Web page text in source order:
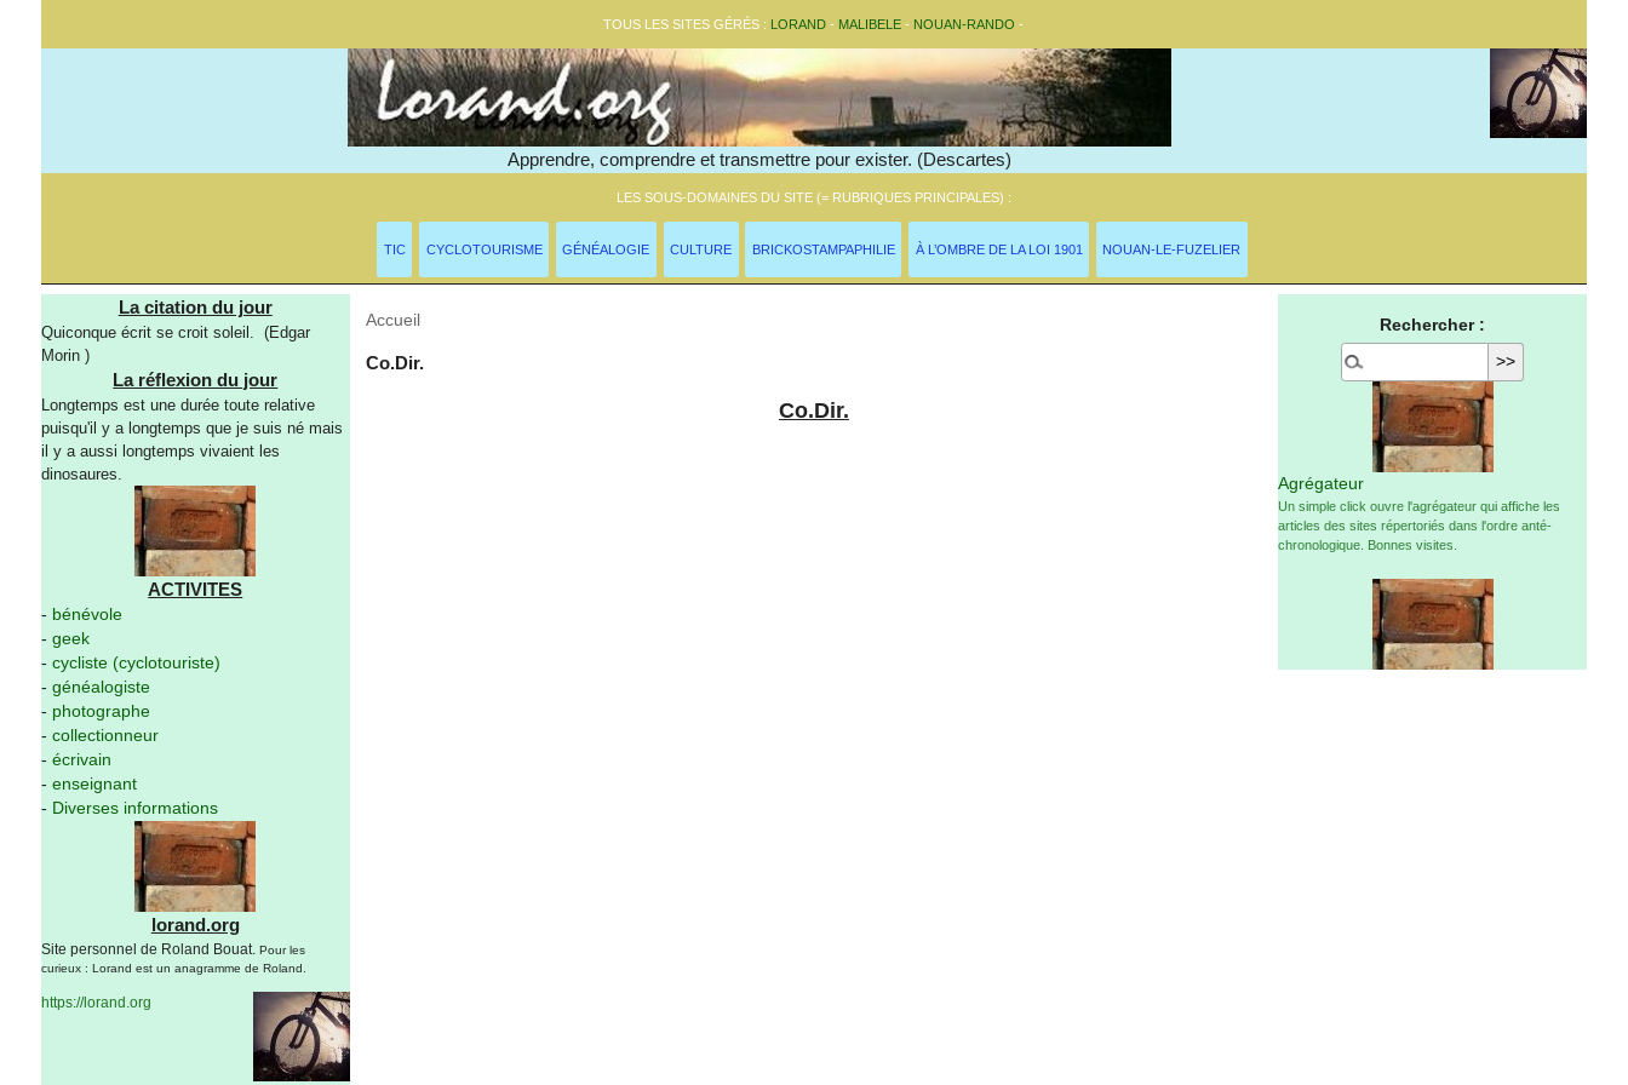
TOUS LES SITES GÉRÉS : LORAND - MALIBELE - NOUAN-RANDO -
Apprendre, comprendre et transmettre pour exister. (Descartes)
LES SOUS-DOMAINES DU SITE (= RUBRIQUES PRINCIPALES) :
TIC CYCLOTOURISME GÉNÉALOGIE CULTURE BRICKOSTAMPAPHILIE À L’OMBRE DE LA LOI 1901 NOUAN-LE-FUZELIER
La citation du jour
Quiconque écrit se croit soleil. (Edgar
Morin )
La réflexion du jour
Longtemps est une durée toute relative
puisqu'il y a longtemps que je suis né mais
il y a aussi longtemps vivaient les
dinosaures.
ACTIVITES
- bénévole
- geek
- cycliste (cyclotouriste)
- généalogiste
- photographe
- collectionneur
- écrivain
- enseignant
- Diverses informations
lorand.org
Site personnel de Roland Bouat. Pour les
curieux : Lorand est un anagramme de Roland.
https://lorand.org
Accueil
Co.Dir.
Co.Dir.
Rechercher :
Agrégateur
Un simple click ouvre l'agrégateur qui affiche les
articles des sites répertoriés dans l'ordre anté-
chronologique. Bonnes visites.